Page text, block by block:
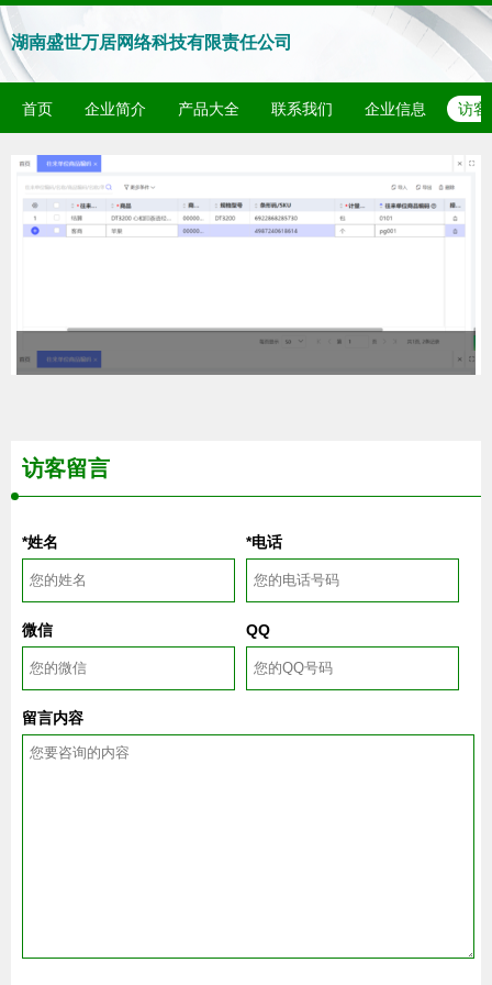
湖南盛世万居网络科技有限责任公司
首页 企业简介 产品大全 联系我们 企业信息 访客
访客留言
*姓名 *电话
微信 QQ
留言内容